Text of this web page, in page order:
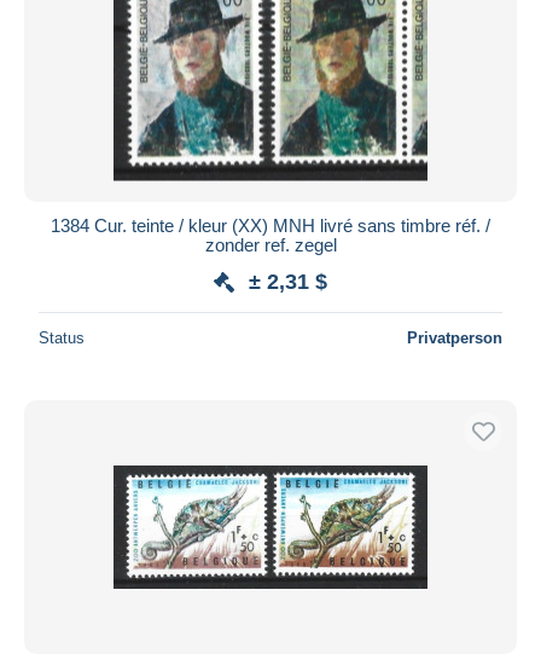
1384 Cur. teinte / kleur (XX) MNH livré sans timbre réf. /
zonder ref. zegel
± 2,31 $
Status Privatperson